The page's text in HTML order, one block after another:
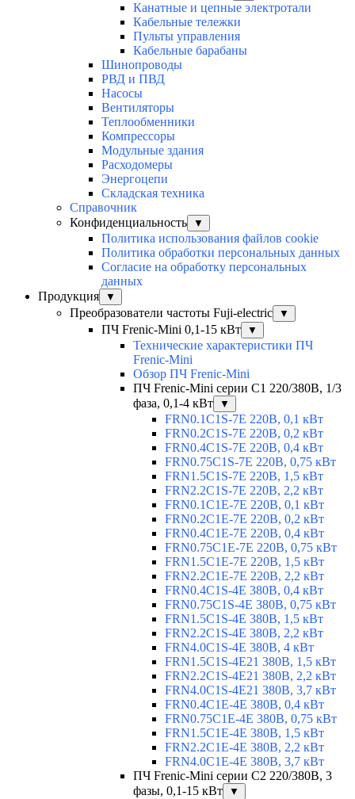
Канатные и цепные электротали
Кабельные тележки
Пульты управления
Кабельные барабаны
Шинопроводы
РВД и ПВД
Насосы
Вентиляторы
Теплообменники
Компрессоры
Модульные здания
Расходомеры
Энергоцепи
Складская техника
Справочник
Конфиденциальность
▼
Политика использования файлов cookie
Политика обработки персональных данных
Согласие на обработку персональных
данных
Продукция
▼
Преобразователи частоты Fuji-electric ▼
ПЧ Frenic-Mini 0,1-15 кВт ▼
Технические характеристики ПЧ
Frenic-Mini
Обзор ПЧ Frenic-Mini
ПЧ Frenic-Mini серии C1 220/380В, 1/3
фаза, 0,1-4 кВт
▼
FRN0.1C1S-7E 220В, 0,1 кВт
FRN0.2C1S-7E 220В, 0,2 кВт
FRN0.4C1S-7E 220В, 0,4 кВт
FRN0.75C1S-7E 220В, 0,75 кВт
FRN1.5C1S-7E 220В, 1,5 кВт
FRN2.2C1S-7E 220В, 2,2 кВт
FRN0.1C1E-7E 220В, 0,1 кВт
FRN0.2C1E-7E 220В, 0,2 кВт
FRN0.4C1E-7E 220В, 0,4 кВт
FRN0.75C1E-7E 220В, 0,75 кВт
FRN1.5C1E-7E 220В, 1,5 кВт
FRN2.2C1E-7E 220В, 2,2 кВт
FRN0.4C1S-4E 380В, 0,4 кВт
FRN0.75C1S-4E 380В, 0,75 кВт
FRN1.5C1S-4E 380В, 1,5 кВт
FRN2.2C1S-4E 380В, 2,2 кВт
FRN4.0C1S-4E 380В, 4 кВт
FRN1.5C1S-4E21 380В, 1,5 кВт
FRN2.2C1S-4E21 380В, 2,2 кВт
FRN4.0C1S-4E21 380В, 3,7 кВт
FRN0.4C1E-4E 380В, 0,4 кВт
FRN0.75C1E-4E 380В, 0,75 кВт
FRN1.5C1E-4E 380В, 1,5 кВт
FRN2.2C1E-4E 380В, 2,2 кВт
FRN4.0C1E-4E 380В, 3,7 кВт
ПЧ Frenic-Mini серии С2 220/380В, 3
фазы, 0,1-15 кВт
▼